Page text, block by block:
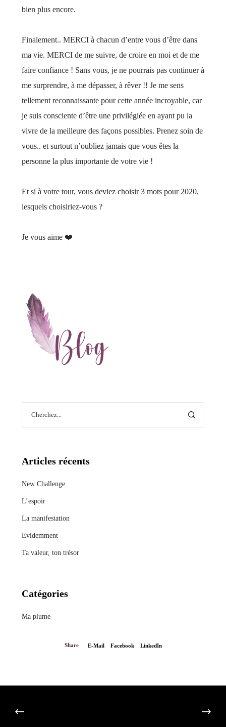
bien plus encore.
Finalement.. MERCI à chacun d’entre vous d’être dans
ma vie. MERCI de me suivre, de croire en moi et de me
faire confiance ! Sans vous, je ne pourrais pas continuer à
me surprendre, à me dépasser, à rêver !! Je me sens
tellement reconnaissante pour cette année incroyable, car
je suis consciente d’être une privilégiée en ayant pu la
vivre de la meilleure des façons possibles. Prenez soin de
vous.. et surtout n’oubliez jamais que vous êtes la
personne la plus importante de votre vie !
Et si à votre tour, vous deviez choisir 3 mots pour 2020,
lesquels choisiriez-vous ?
Je vous aime ❤️
Articles récents
New Challenge
L’espoir
La manifestation
Evidemment
Ta valeur, ton trésor
Catégories
Ma plume
Share E-Mail Facebook LinkedIn